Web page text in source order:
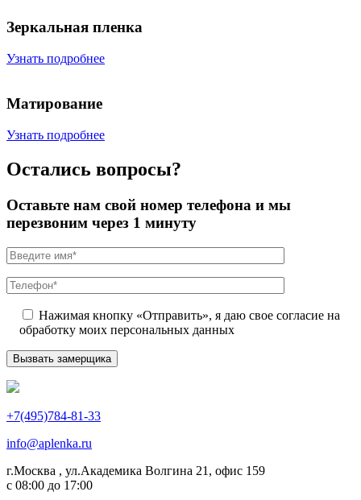
Зеркальная пленка
Узнать подробнее
Матирование
Узнать подробнее
Остались вопросы?
Оставьте нам свой номер телефона и мы
перезвоним через 1 минуту
Нажимая кнопку «Отправить», я даю свое согласие на
обработку моих персональных данных
+7(495)784-81-33
info@aplenka.ru
г.Москва , ул.Академика Волгина 21, офис 159
с 08:00 до 17:00